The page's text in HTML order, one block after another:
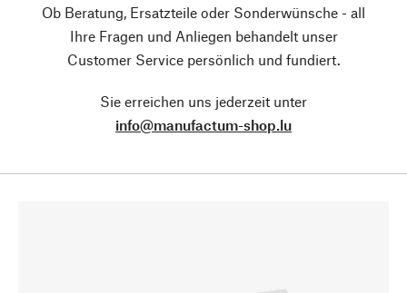
Ob Beratung, Ersatzteile oder Sonderwünsche - all
Ihre Fragen und Anliegen behandelt unser
Customer Service persönlich und fundiert.
Sie erreichen uns jederzeit unter
info@manufactum-shop.lu